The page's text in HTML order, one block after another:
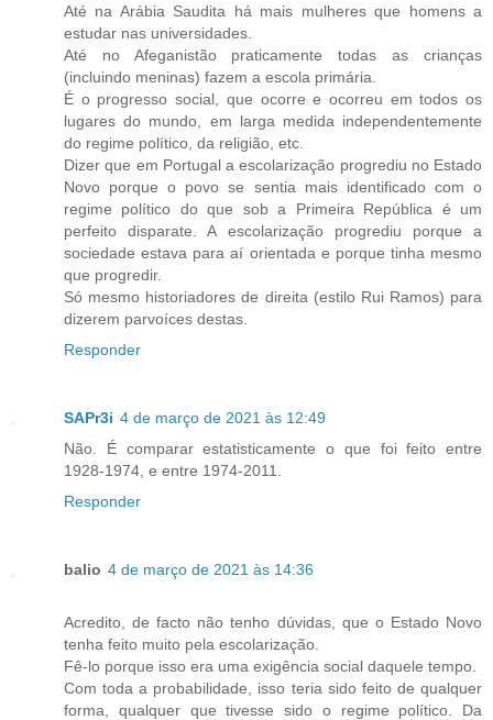
Até na Arábia Saudita há mais mulheres que homens a
estudar nas universidades.
Até no Afeganistão praticamente todas as crianças
(incluindo meninas) fazem a escola primária.
É o progresso social, que ocorre e ocorreu em todos os
lugares do mundo, em larga medida independentemente
do regime político, da religião, etc.
Dizer que em Portugal a escolarização progrediu no Estado
Novo porque o povo se sentia mais identificado com o
regime político do que sob a Primeira República é um
perfeito disparate. A escolarização progrediu porque a
sociedade estava para aí orientada e porque tinha mesmo
que progredir.
Só mesmo historiadores de direita (estilo Rui Ramos) para
dizerem parvoíces destas.
Responder
SAPr3i 4 de março de 2021 às 12:49
Não. É comparar estatisticamente o que foi feito entre
1928-1974, e entre 1974-2011.
Responder
balio 4 de março de 2021 às 14:36
Acredito, de facto não tenho dúvidas, que o Estado Novo
tenha feito muito pela escolarização.
Fê-lo porque isso era uma exigência social daquele tempo.
Com toda a probabilidade, isso teria sido feito de qualquer
forma, qualquer que tivesse sido o regime político. Da